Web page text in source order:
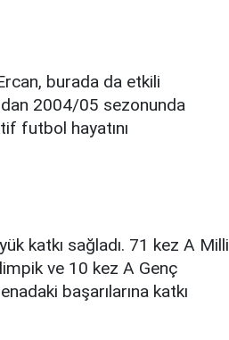
burada da etkili
2004/05 sezonunda
futbol hayatını
katkı sağladı. 71 kez A Milli
ve 10 kez A Genç
başarılarına katkı